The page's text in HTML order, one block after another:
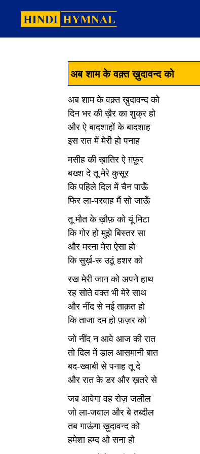
अब शाम के वक़्त ख़ुदावन्द को
अब शाम के वक़्त ख़ुदावन्द को
दिन भर की ख़ैर का शुक्र हो
और ऐ बादशाहों के बादशाह
इस रात में मेरी हो पनाह
मसीह की ख़ातिर ऐ ग़फ़ूर
बख्श दे तू मेरे कुसूर
कि पहिले दिल में चैन पाऊँ
फिर ला-परवाह मैं सो जाऊँ
तू मौत के ख़ौफ़ को यूं मिटा
कि गोर हो मुझे बिस्तर सा
और मरना मेरा ऐसा हो
कि सुर्ख़-रू उठूं हशर को
रख मेरी जान को अपने हाथ
रह सोते वक्त भी मेरे साथ
और नींद से नई ताक़त हो
कि ताजा दम हो फ़ज़र को
जो नींद न आवे आज की रात
तो दिल में डाल आसमानी बात
बद-ख्वाबी से पनाह तू दे
और रात के डर और ख़तरे से
जब आवेगा वह रोज़ जलील
जो ला-जवाल और बे तब्दील
तब गाऊंगा ख़ुदावन्द को
हमेशा हम्द ओ सना हो